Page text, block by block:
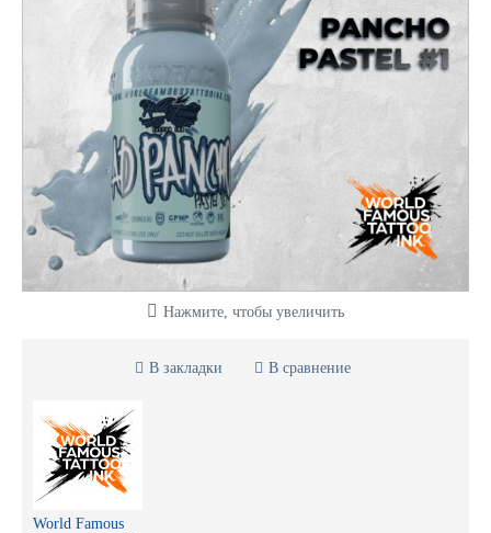
Нажмите, чтобы увеличить
В закладки В сравнение
World Famous